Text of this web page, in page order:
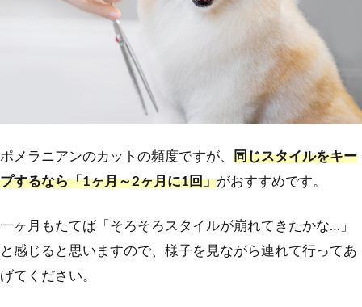
ポメラニアンのカットの頻度ですが、 同じスタイルをキー
プするなら「1ヶ月～2ヶ月に1回」がおすすめです。
一ヶ月もたてば「そろそろスタイルが崩れてきたかな…」
と感じると思いますので、様子を見ながら連れて行ってあ
げてください。